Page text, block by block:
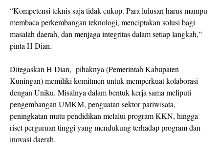
“Kompetensi teknis saja tidak cukup. Para lulusan harus mampu
membaca perkembangan teknologi, menciptakan solusi bagi
masalah daerah, dan menjaga integritas dalam setiap langkah,”
pinta H Dian.
Ditegaskan H Dian, pihaknya (Pemerintah Kabupaten
Kuningan) memiliki komitmen untuk memperkuat kolaborasi
dengan Uniku. Misalnya dalam bentuk kerja sama meliputi
pengembangan UMKM, penguatan sektor pariwisata,
peningkatan mutu pendidikan melalui program KKN, hingga
riset perguruan tinggi yang mendukung terhadap program dan
inovasi daerah.